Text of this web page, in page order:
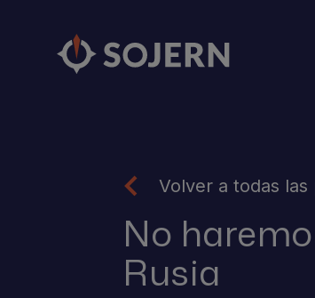
Volver a todas las
No
Rusia